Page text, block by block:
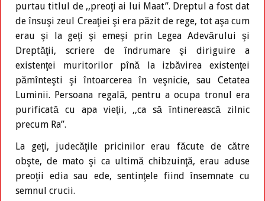
purtau titlul de ,,preoţi ai lui Maat”. Dreptul a fost dat
de însuşi zeul Creaţiei şi era păzit de rege, tot aşa cum
erau şi la geţi şi emeşi prin Legea Adevărului şi
Dreptăţii, scriere de îndrumare şi diriguire a
existenţei muritorilor pînă la izbăvirea existenţei
pămînteşti şi întoarcerea în veşnicie, sau Cetatea
Luminii. Persoana regală, pentru a ocupa tronul era
purificată cu apa vieţii, ,,ca să întinerească zilnic
precum Ra”.
La geţi, judecăţile pricinilor erau făcute de către
obşte, de mato şi ca ultimă chibzuinţă, erau aduse
preoţii edia sau ede, sentinţele fiind însemnate cu
semnul crucii.